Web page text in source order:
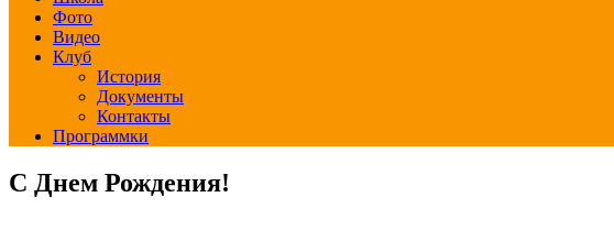
Фото
Видео
Клуб
История
Документы
Контакты
Программки
С Днем Рождения!